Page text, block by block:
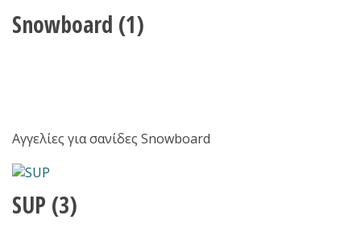
Snowboard (1)
Αγγελίες για σανίδες Snowboard
SUP (3)